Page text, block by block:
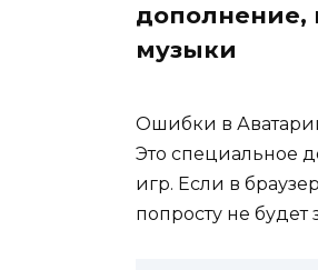
дополнение,
музыки
Ошибки в
Это специальное
игр. Если в
попросту не будет